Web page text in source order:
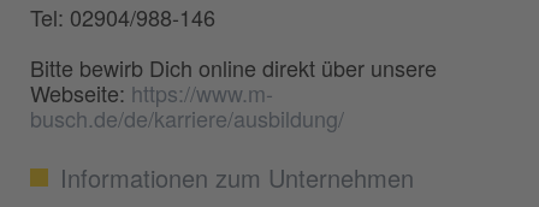
Tel: 02904/988-146
Bitte bewirb Dich online direkt über unsere
Webseite: https://www.m-
busch.de/de/karriere/ausbildung/
Informationen zum Unternehmen